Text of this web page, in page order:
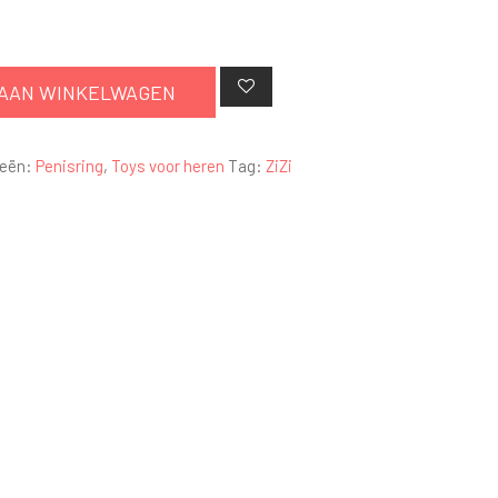
WINKELWAGEN
Penisring, Toys voor heren Tag:ZiZi